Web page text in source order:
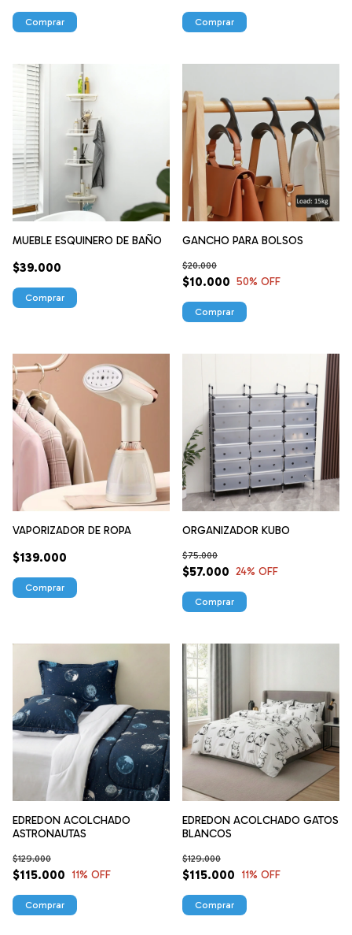
MUEBLE ESQUINERO DE BAÑO
$39.000
Comprar
GANCHO PARA BOLSOS
$10.000
$20.000
50% OFF
VAPORIZADOR DE ROPA
$139.000
ORGANIZADOR KUBO
$57.000
$75.000
24% OFF
EDREDON ACOLCHADO
ASTRONAUTAS
$115.000
$129.000
11% OFF
Comprar
EDREDON ACOLCHADO GATOS
BLANCOS
$115.000
$129.000
11% OFF
Comprar